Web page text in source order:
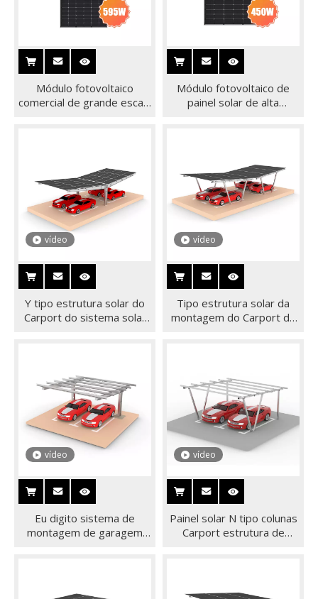
Módulo fotovoltaico
comercial de grande escala
Módulo fotovoltaico de
painel solar de alta
vídeo
Y tipo estrutura solar do
Carport do sistema solar
vídeo
Tipo estrutura solar da
montagem do Carport do
vídeo
Eu digito sistema de
montagem de garagem
vídeo
Painel solar N tipo colunas
Carport estrutura de